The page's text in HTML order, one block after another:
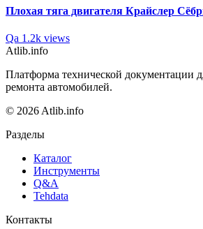
Плохая тяга двигателя Крайслер
Qa 1.2k views
Atlib.info
Платформа технической документации
ремонта автомобилей.
© 2026 Atlib.info
Разделы
Каталог
Инструменты
Q&A
Tehdata
Контакты